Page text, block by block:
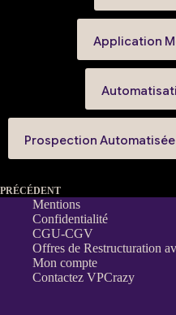
Application
Prospection Automatisée
PRÉCÉDENT
Mentions
Confidentialité
CGU-CGV
Offres de Restructuration
Mon compte
Contactez VPCrazy